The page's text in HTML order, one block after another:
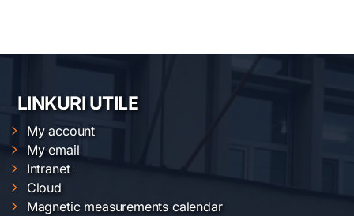
LINKURI UTILE
My account
My email
Intranet
Cloud
Magnetic measurements calendar